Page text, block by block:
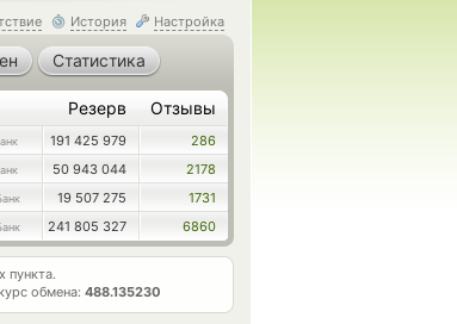
История Настройка
Статистика
Резерв Отзывы
191 425 979
286
50 943 044
2178
19 507 275
1731
241 805 327 6860
пункта.
обмена: 488.135230